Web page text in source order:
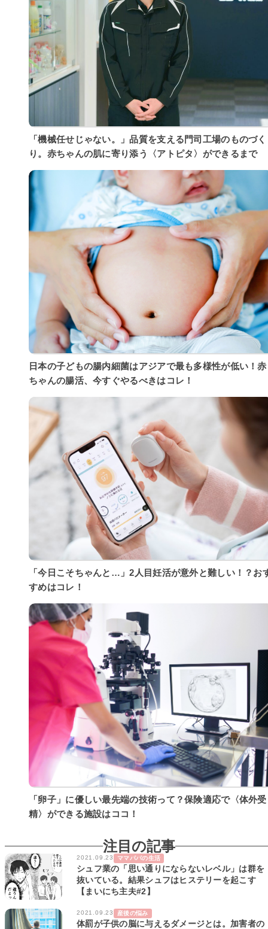
「機械任せじゃない。」品質を支える門司工場のものづく
り。赤ちゃんの肌に寄り添う〈アトピタ〉ができるまで
日本の子どもの腸内細菌はアジアで最も多様性が低い！赤
ちゃんの腸活、今すぐやるべきはコレ！
「今日こそちゃんと…」2人目妊活が意外と難しい！？お
すめはコレ！
「卵子」に優しい最先端の技術って？保険適応で〈体外受
精〉ができる施設はココ！
注目の記事
2021.09.23 ママパパの生活
シュフ業の「思い通りにならないレベル」は群を
抜いている。結果シュフはヒステリーを起こす
【まいにち主夫#2】
2021.09.23 産後の悩み
体罰が子供の脳に与えるダメージとは。加害者の